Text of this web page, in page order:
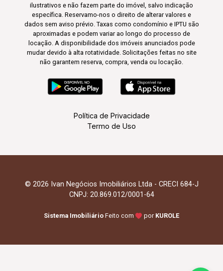
ilustrativos e não fazem parte do imóvel, salvo indicação
específica. Reservamo-nos o direito de alterar valores e
dados sem aviso prévio. Taxas como condomínio e IPTU são
aproximadas e podem variar ao longo do processo de
locação. A disponibilidade dos imóveis anunciados pode
mudar devido à alta rotatividade. Solicitações feitas no site
não garantem reserva, compra, venda ou locação.
Política de Privacidade
Termo de Uso
© 2026 Ivan Negócios Imobiliários Ltda - CRECI 684-J
CNPJ: 20.869.012/0001-64
Sistema Imobiliário Feito com por KUROLE